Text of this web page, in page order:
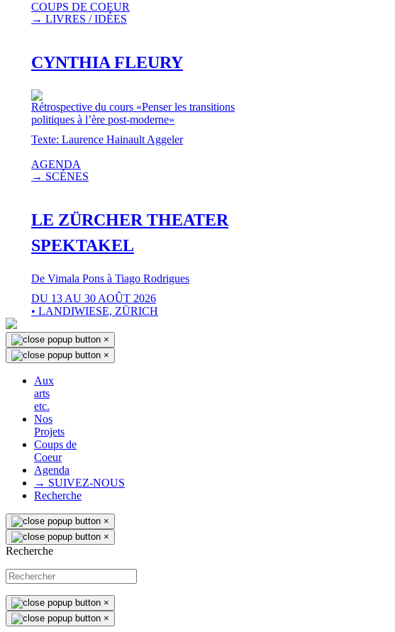
COUPS DE COEUR
→ LIVRES / IDÉES
CYNTHIA FLEURY
Rétrospective du cours «Penser les transitions
politiques à l’ère post-moderne»
Texte: Laurence Hainault Aggeler
AGENDA
→ SCÉNES
LE ZÜRCHER THEATER
SPEKTAKEL
De Vimala Pons à Tiago Rodrigues
DU 13 AU 30 AOÛT 2026
• LANDIWIESE, ZÜRICH
×
×
Aux
arts
etc.
Nos
Projets
Coups de
Coeur
Agenda
→ SUIVEZ-NOUS
Recherche
×
×
Recherche
×
×